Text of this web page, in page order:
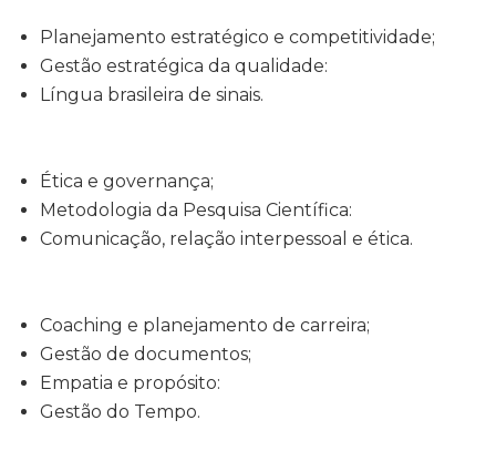
Planejamento estratégico e competitividade;
Gestão estratégica da qualidade:
Língua brasileira de sinais.
Ética e governança;
Metodologia da Pesquisa Científica:
Comunicação, relação interpessoal e ética.
Coaching e planejamento de carreira;
Gestão de documentos;
Empatia e propósito:
Gestão do Tempo.